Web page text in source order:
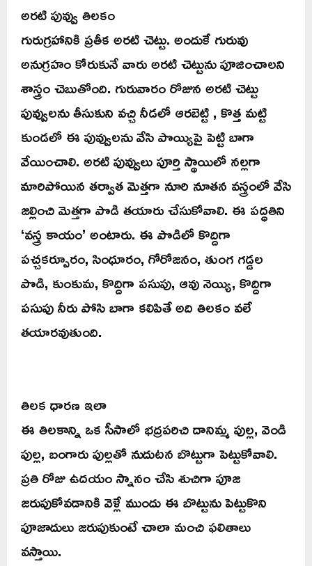
అరటి పువ్వు తిలకం
గురుగ్రహానికి ప్రతీక అరటి చెట్టు. అందుకే గురువు
అనుగ్రహం కోరుకునే వారు అరటి చెట్టును పూజించాలని
శాస్త్రం చెబుతోంది. గురువారం రోజున అరటి చెట్టు
పువ్వులను తీసుకుని వచ్చి నీడలో ఆరబెట్టి , కొత్త మట్టి
కుండలో ఈ పువ్వులను వేసి పొయ్యిపై పెట్టి బాగా
వేయించాలి. అరటి పువ్వులు పూర్తి స్థాయిలో నల్లగా
మారిపోయిన తర్వాత మెత్తగా నూరి నూతన వస్త్రంలో వేసి
జల్లించి మెత్తగా పొడి తయారు చేసుకోవాలి. ఈ పద్ధతిని
‘వస్త్ర కాయం’ అంటారు. ఈ పొడిలో కొద్దిగా
పచ్చకర్పూరం, సింధూరం, గోరోజనం, తుంగ గడ్డల
పొడి, కుంకుమ, కొద్దిగా పసుపు, ఆవు నెయ్యి, కొద్దిగా
పసుపు నీరు పోసి బాగా కలిపితే అది తిలకం వలే
తయారవుతుంది.
తిలక ధారణ ఇలా
ఈ తిలకాన్ని ఒక సీసాలో భద్రపరిచి దానిమ్మ పుల్ల, వెండి
పుల్ల, బంగారు పుల్లతో నుదుటన బొట్టుగా పెట్టుకోవాలి.
ప్రతి రోజు ఉదయం స్నానం చేసి శుచిగా పూజ
జరుపుకోవడానికి వెళ్లే ముందు ఈ బొట్టును పెట్టుకొని
పూజాదులు జరుపుకుంటే చాలా మంచి ఫలితాలు
వస్తాయి.